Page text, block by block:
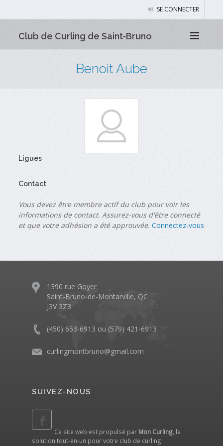
SE CONNECTER
Club de Curling de Saint‑Bruno
Benoit Aube
Ligues
Contact
Vous devez être membre actif du club pour voir les
informations de contact. Assurez-vous d'être connecté
et que votre adhésion a été approuvée. Connectez-vous
1390 rue Goyer
Saint-Bruno-de-Montarville, QC
J3V 3Z3
(450) 653-6913 ou (579) 421-6913
curlingmontbruno@gmail.com
SUIVEZ-NOUS
Ce site web est propulsé par Mon Curling , la
solution tout-en-un pour votre club de curling.